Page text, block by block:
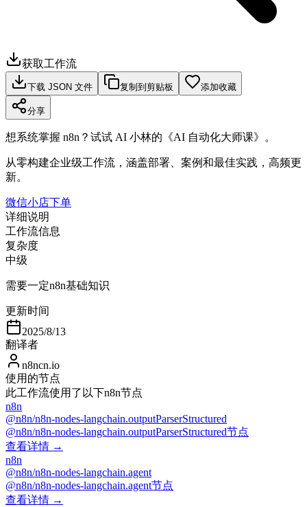
获取工作流
下载 JSON 文件 复制到剪贴板 添加收藏
分享
想系统掌握 n8n？试试 AI 小林的《AI 自动化大师课》。
从零构建企业级工作流，涵盖部署、案例和最佳实践，高频更
新。
微信小店下单
详细说明
工作流信息
复杂度
中级
需要一定n8n基础知识
更新时间
2025/8/13
翻译者
n8ncn.io
使用的节点
此工作流使用了以下n8n节点
n8n
@n8n/n8n-nodes-langchain.outputParserStructured
@n8n/n8n-nodes-langchain.outputParserStructured节点
查看详情 →
n8n
@n8n/n8n-nodes-langchain.agent
@n8n/n8n-nodes-langchain.agent节点
查看详情 →